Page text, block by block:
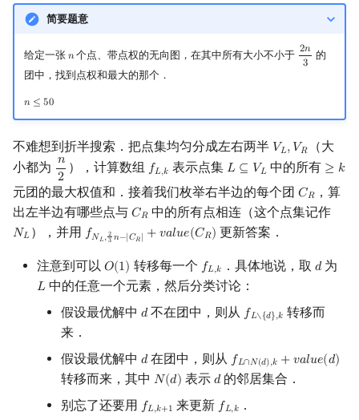
简要题意
给定一张 𝑛
n个点、带点权的无向图，在其中所有大小不小于 2𝑛
3
2n3 的
团中，找到点权和最大的那个．
𝑛 ≤ 50
n≤50
不难想到折半搜索．把点集均匀分成左右两半 𝑉𝐿, 𝑉𝑅
VL,VR
（大
小都为 𝑛
2
n2 ），计算数组 𝑓𝐿,𝑘
fL,k 表示点集 𝐿 ⊆ 𝑉𝐿
L⊆V L 中的所有 ≥ 𝑘
≥k
元团的最大权值和．接着我们枚举右半边的每个团 𝐶𝑅
CR ，算
出左半边有哪些点与 𝐶𝑅
CR 中的所有点相连（这个点集记作
𝑁𝐿
NL ），并用 𝑓𝑁𝐿, 2
3 𝑛−|𝐶𝑅| +𝑣𝑎𝑙𝑢𝑒(𝐶𝑅)
fNL 23n−|C R| +value(CR 更新答案．
注意到可以 𝑂(1)
O(1) 转移每一个 𝑓𝐿,𝑘
fL,k ．具体地说，取 𝑑
d为
𝐿
L中的任意一个元素，然后分类讨论：
假设最优解中 𝑑
d不在团中，则从 𝑓𝐿∖{𝑑},𝑘
fL∖{d},k 转移而
来．
假设最优解中 𝑑
d在团中，则从 𝑓𝐿∩𝑁(𝑑),𝑘 +𝑣𝑎𝑙𝑢𝑒(𝑑)
fL∩N(d), k+ value(d)
转移而来，其中 𝑁(𝑑)
N(d) 表示 𝑑
d的邻居集合．
别忘了还要用 𝑓𝐿,𝑘+1
fL,k+1 来更新 𝑓𝐿,𝑘
fL,k ．